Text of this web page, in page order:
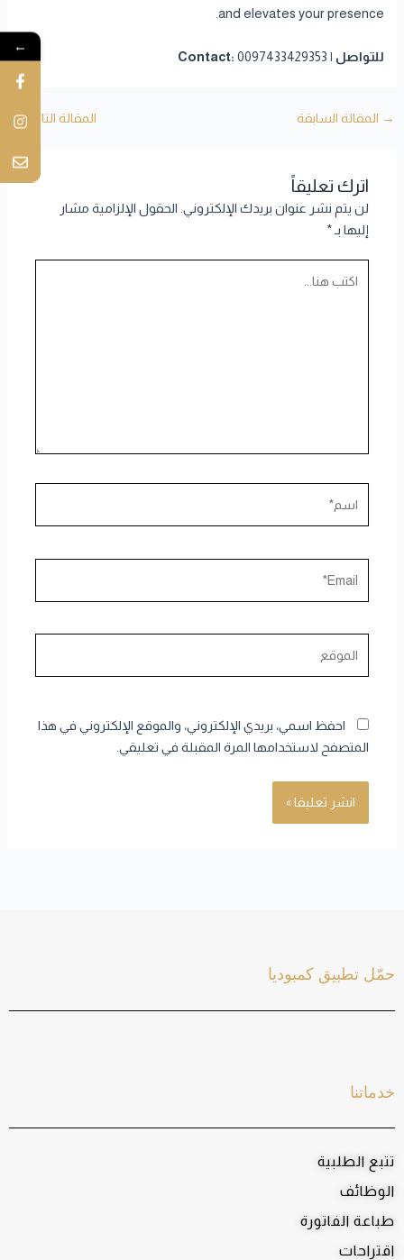
and elevates your presence.
للتواصل | Contact: 0097433429353
→ المقالة السابقة المقالة التالية←
اترك تعليقاً
لن يتم نشر عنوان بريدك الإلكتروني. الحقول الإلزامية مشار
إليها بـ*
احفظ اسمي، بريدي الإلكتروني، والموقع الإلكتروني في هذا
المتصفح لاستخدامها المرة المقبلة في تعليقي.
خدماتنا
تتبع الطلبية
الوظائف
طباعة الفاتورة
اقتراحات
حمّل تطبيق كمبوديا
←